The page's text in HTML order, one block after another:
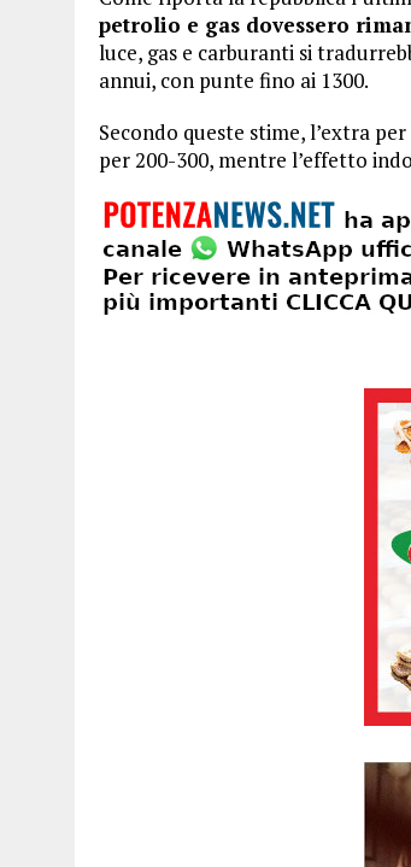
petrolio e gas dovessero
luce, gas e carburanti si
annui, con punte fino ai 1300.
Secondo queste stime, l’extra
per 200-300, mentre l’effetto